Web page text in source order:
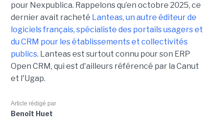
pour Nexpublica. Rappelons qu’en octobre 2025, ce
dernier avait racheté Lanteas, un autre éditeur de
logiciels français, spécialiste des portails usagers et
du CRM pour les établissements et collectivités
publics. Lanteas est surtout connu pour son ERP
Open CRM, qui est d'ailleurs référencé par la Canut
et l'Ugap.
Article rédigé par
Benoît Huet